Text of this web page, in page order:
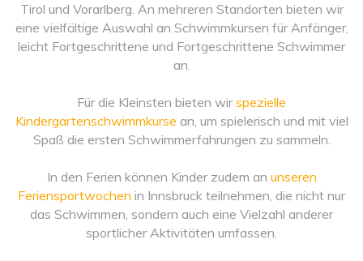
Tirol und Vorarlberg. An mehreren Standorten bieten wir
eine vielfältige Auswahl an Schwimmkursen für Anfänger,
leicht Fortgeschrittene und Fortgeschrittene Schwimmer
an.
Für die Kleinsten bieten wirspezielle
Kindergartenschwimmkurse an, um spielerisch und mit viel
Spaß die ersten Schwimmerfahrungen zu sammeln.
In den Ferien können Kinder zudem an unseren
Feriensportwochen in Innsbruck teilnehmen, die nicht nur
das Schwimmen, sondern auch eine Vielzahl anderer
sportlicher Aktivitäten umfassen.